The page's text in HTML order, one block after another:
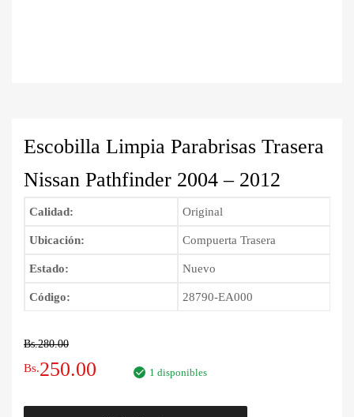
Escobilla Limpia Parabrisas Trasera
Nissan Pathfinder 2004 – 2012
Calidad: Original
Ubicación: Compuerta Trasera
Estado: Nuevo
Código: 28790-EA000
Bs.280.00
El
precio
Bs.250.00
precio
1 disponibles